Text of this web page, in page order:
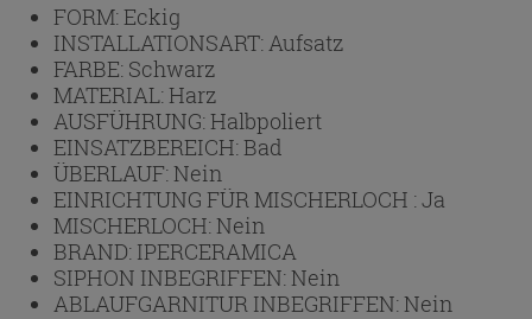
FORM:Eckig
INSTALLATIONSART: Aufsatz
FARBE: Schwarz
MATERIAL:Harz
AUSFÜHRUNG:Halbpoliert
EINSATZBEREICH:Bad
ÜBERLAUF:Nein
EINRICHTUNG FÜR MISCHERLOCH :Ja
MISCHERLOCH:Nein
BRAND: IPERCERAMICA
SIPHON INBEGRIFFEN:Nein
ABLAUFGARNITUR INBEGRIFFEN:Nein